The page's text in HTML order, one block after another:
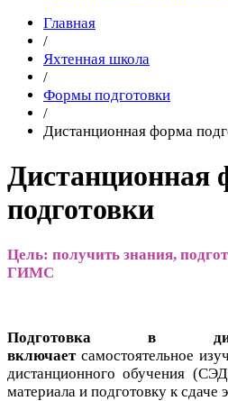
Главная
/
Яхтенная школа
/
Формы подготовки
/
Дистанционная форма
Дистанционная
подготовки
Цель: получить знания,
ГИМС
Подготовка в
включает самостоятельное
дистанционного обучения
материала и подготовку к сдаче